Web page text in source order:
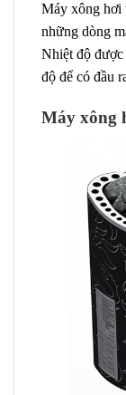
Máy xông hơi
những dòng
Nhiệt độ được
độ để có đầu
Máy xông